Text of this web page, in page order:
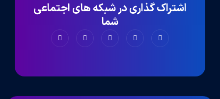
اشتراک گذاری در شبکه های اجتماعی
شما